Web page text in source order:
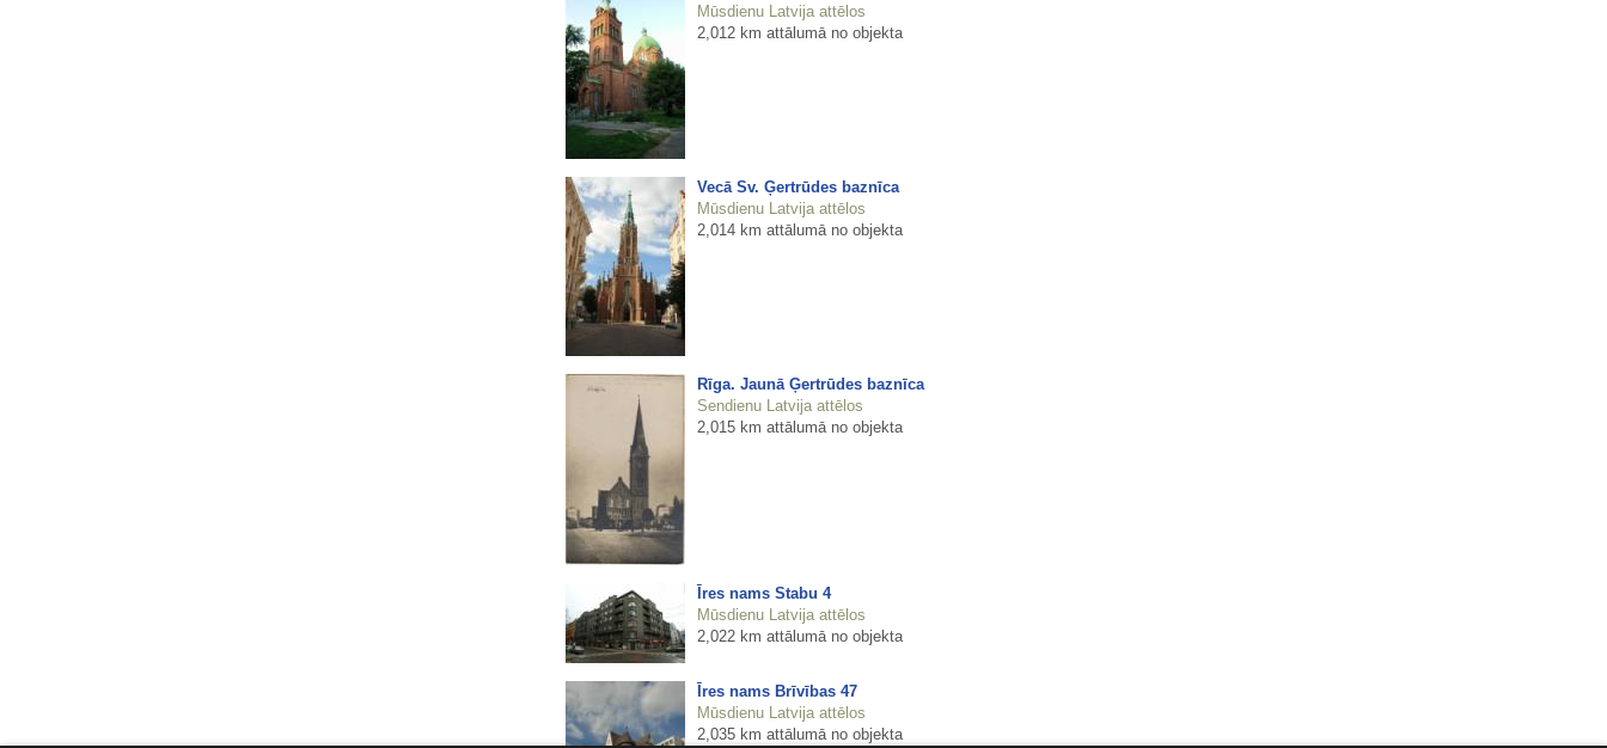
Mūsdienu Latvija attēlos
2,012 km attālumā no objekta
Vecā Sv. Ģertrūdes baznīca
Mūsdienu Latvija attēlos
2,014 km attālumā no objekta
Rīga. Jaunā Ģertrūdes baznīca
Sendienu Latvija attēlos
2,015 km attālumā no objekta
Īres nams Stabu 4
Mūsdienu Latvija attēlos
2,022 km attālumā no objekta
Īres nams Brīvības 47
Mūsdienu Latvija attēlos
2,035 km attālumā no objekta